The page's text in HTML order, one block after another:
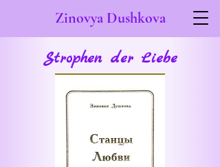
Zinovya Dushkova
Strophen der Liebe